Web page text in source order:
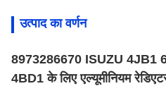
उत्पाद का वर्णन
8973286670 ISUZU 4JB1
4BD1 के लिए एल्यूमीनियम